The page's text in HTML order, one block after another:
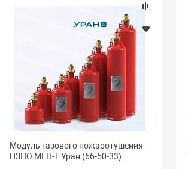
Модуль газового пожаротушения
НЗПО МГП-Т Уран (66-50-33)